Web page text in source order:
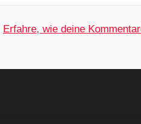
Erfahre, wie deine